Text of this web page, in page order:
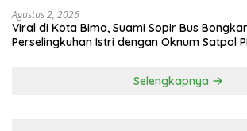
Agustus 2, 2026
Viral di Kota Bima, Suami Sopir Bus
Perselingkuhan Istri dengan Oknum Satpol
Selengkapnya